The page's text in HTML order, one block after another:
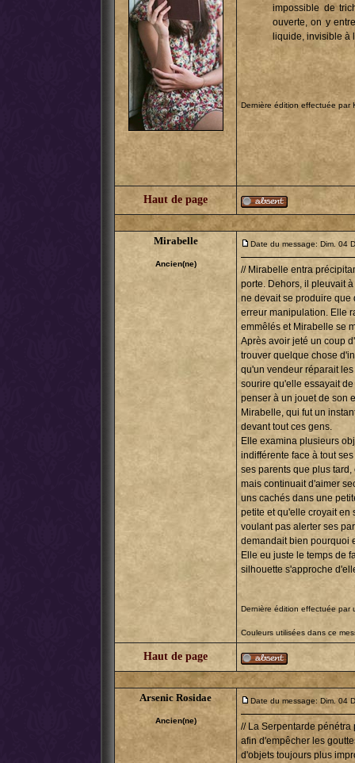
impossible de
ouverte, on y
liquide, invisible
Dernière édition effectuée par
Haut de page
Mirabelle
Ancien(ne)
Date du message: Dim. 04
// Mirabelle entra
porte. Dehors, il pleuvait
ne devait se produire que
erreur manipulation. Elle
emmêlés et Mirabelle se
Après avoir jeté un coup
trouver quelque chose
qu'un vendeur réparait
sourire qu'elle essayait
penser à un jouet de son
Mirabelle, qui fut un
devant tout ces gens.
Elle examina plusieurs
indifférente face à tout
ses parents que plus
mais continuait d'aimer
uns cachés dans une
petite et qu'elle croyait en
voulant pas alerter ses
demandait bien pourquoi
Elle eu juste le temps de
silhouette s'approche
Dernière édition effectuée par
Couleurs utilisées dans ce
Haut de page
Arsenic Rosidae
Ancien(ne)
Date du message: Dim. 04
// La Serpentarde
afin d'empêcher les
d'objets toujours plus